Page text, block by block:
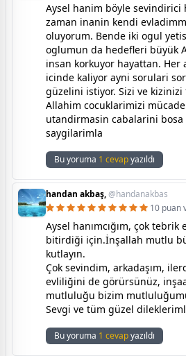
Aysel hanim böyle
zaman inanin kendi
oluyorum. Bende iki ogul
oglumun da hedefleri büyük
insan korkuyor hayattan. Her
icinde kaliyor ayni sorulari
güzelini istiyor. Sizi ve
Allahim cocuklarimizi
utandirmasin cabalarini bosa
saygilarimla
Bu yoruma 1 cevapyazıldı
handan akbaş,@handanakbas
10 puan
Aysel hanımcığım, çok
bitirdiği için.İnşallah mutlu
kutlayın.
Çok sevindim, arkadaşım,
evliliğini de görürsünüz,
mutluluğu bizim
Sevgi ve tüm güzel
Bu yoruma 1 cevapyazıldı